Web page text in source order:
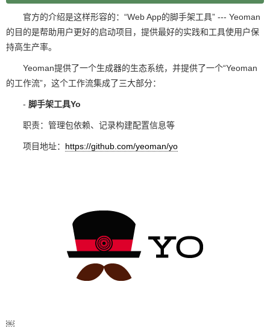
官方的介绍是这样形容的：“Web App的脚手架工具” --- Yeoman
的目的是帮助用户更好的启动项目，提供最好的实践和工具使用户保
持高生产率。
Yeoman提供了一个生成器的生态系统，并提供了一个“Yeoman
的工作流”，这个工作流集成了三大部分：
- 脚手架工具Yo
职责：管理包依赖、记录构建配置信息等
项目地址： https://github.com/yeoman/yo
￼